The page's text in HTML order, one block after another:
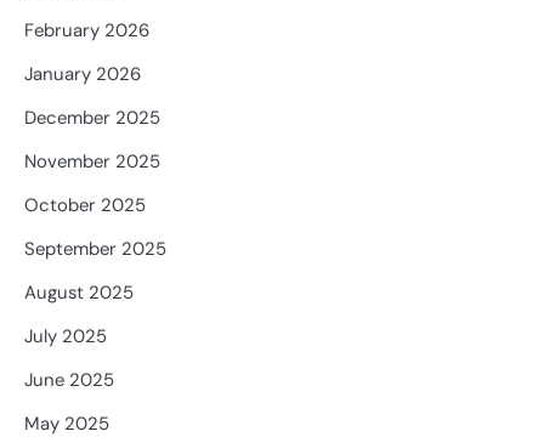
February 2026
January 2026
December 2025
November 2025
October 2025
September 2025
August 2025
July 2025
June 2025
May 2025